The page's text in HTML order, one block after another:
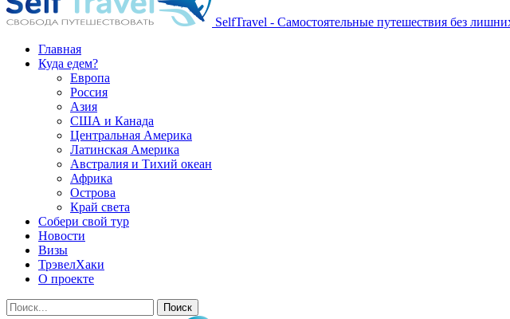
SelfTravel - Самостоятельные путешествия без
Главная
Куда едем?
Европа
Россия
Азия
США и Канада
Центральная Америка
Латинская Америка
Австралия и Тихий океан
Африка
Острова
Край света
Собери свой тур
Новости
Визы
ТрэвелХаки
О проекте